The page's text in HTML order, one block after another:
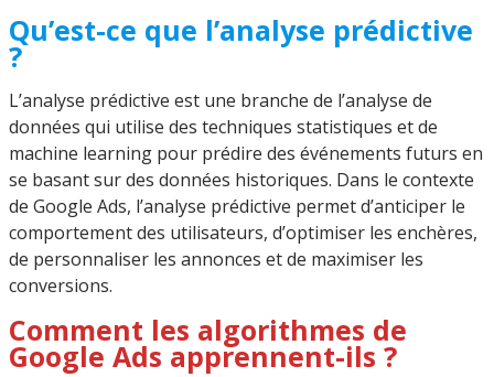
Qu’est-ce que l’analyse prédictive
?
L’analyse prédictive est une branche de l’analyse de
données qui utilise des techniques statistiques et de
machine learning pour prédire des événements futurs en
se basant sur des données historiques. Dans le contexte
de Google Ads, l’analyse prédictive permet d’anticiper le
comportement des utilisateurs, d’optimiser les enchères,
de personnaliser les annonces et de maximiser les
conversions.
Comment les algorithmes de
Google Ads apprennent-ils ?